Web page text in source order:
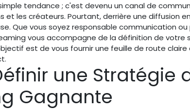
tendance ; c'est devenu un canal de
et les créateurs. Pourtant, derrière une diffusion
Que vous soyez responsable communication
vous accompagne de la définition de votre
est de vous fournir une feuille de route
une Stratégie
Gagnante